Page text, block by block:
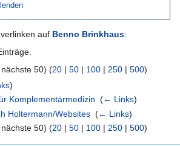
auf Benno Brinkhaus:
50) (20 | 50 | 100 | 250 | 500)
)
Komplementärmedizin ‎(← Links)
Holtermann/Websites ‎(← Links)
50) (20 | 50 | 100 | 250 | 500)